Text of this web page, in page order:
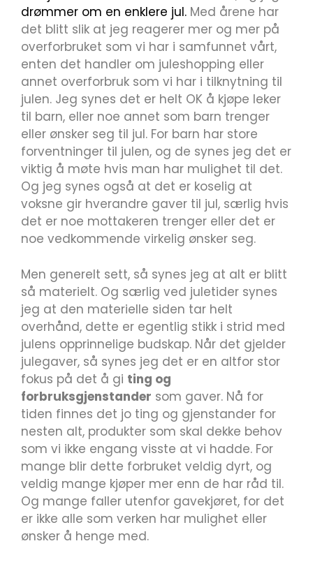
drømmer om en enklere jul. Med årene har
det blitt slik at jeg reagerer mer og mer på
overforbruket som vi har i samfunnet vårt,
enten det handler om juleshopping eller
annet overforbruk som vi har i tilknytning til
julen. Jeg synes det er helt OK å kjøpe leker
til barn, eller noe annet som barn trenger
eller ønsker seg til jul. For barn har store
forventninger til julen, og de synes jeg det er
viktig å møte hvis man har mulighet til det.
Og jeg synes også at det er koselig at
voksne gir hverandre gaver til jul, særlig hvis
det er noe mottakeren trenger eller det er
noe vedkommende virkelig ønsker seg.
Men generelt sett, så synes jeg at alt er blitt
så materielt. Og særlig ved juletider synes
jeg at den materielle siden tar helt
overhånd, dette er egentlig stikk i strid med
julens opprinnelige budskap. Når det gjelder
julegaver, så synes jeg det er en altfor stor
fokus på det å gi ting og
forbruksgjenstander som gaver. Nå for
tiden finnes det jo ting og gjenstander for
nesten alt, produkter som skal dekke behov
som vi ikke engang visste at vi hadde. For
mange blir dette forbruket veldig dyrt, og
veldig mange kjøper mer enn de har råd til.
Og mange faller utenfor gavekjøret, for det
er ikke alle som verken har mulighet eller
ønsker å henge med.